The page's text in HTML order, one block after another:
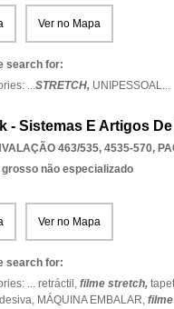
Ver no Mapa
search for:
...STRETCH, UNIPESSOAL...
- Sistemas E Artigos
463/535, 4535-570,
não especializado
Ver no Mapa
search for:
... retráctil, filme stretch,
MÁQUINA EMBALAR,